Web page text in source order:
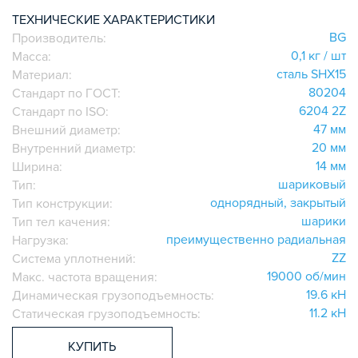
ИГОЛЬЧАТЫЕ РОЛИКОВЫЕ
ЛИНЕЙНЫЕ СОЕДИНИТЕЛИ
ДОПОЛНИТЕЛЬНАЯ ОБРАБОТКА
ПАРАЛЛЕЛЬНЫЕ СОЕДИНИТЕЛИ
ПРОМЫШЛЕННАЯ МЕБЕЛЬ
СИСТЕМА ЛЕСТНИЦ И ПЛАТФОРМ
БЫСТРЫЕ СОЕДИНИТЕЛИ
ВИНТОВЫЕ СОЕДИНИТЕЛИ И ВТУЛКИ
ШАРНИРНЫЕ И ПОДВИЖНЫЕ СОЕДИНИТЕЛИ
НАБОРЫ
ПЕТЛИ, РУЧКИ, ЗАМКИ, ЗАЩЕЛКИ
ЭЛЕМЕНТЫ ДЛЯ КРЕПЛЕНИЯ КАБЕЛЕЙ,
ПАНЕЛЕЙ, ЛИСТА, СЕТКИ
ОПОРЫ, ПОДВЕСЫ
КОМПОНЕНТЫ ДЛЯ КОНВЕЙЕРОВ
ТЕХНИЧЕСКИЕ ХАРАКТЕРИСТИКИ
Производитель:
BG
Масса:
0,1 кг / шт
Материал:
сталь SHX15
Стандарт по ГОСТ:
80204
Стандарт по ISO:
6204 2Z
Внешний диаметр:
47 мм
Внутренний диаметр:
20 мм
Ширина:
14 мм
Тип:
шариковый
Тип конструкции:
однорядный, закрытый
Тип тел качения:
шарики
Нагрузка:
преимущественно радиальная
Система уплотнений:
ZZ
Макс. частота вращения:
19000 об/мин
Динамическая грузоподъемность:
19.6 кН
Статическая грузоподъемность:
11.2 кН
КУПИТЬ